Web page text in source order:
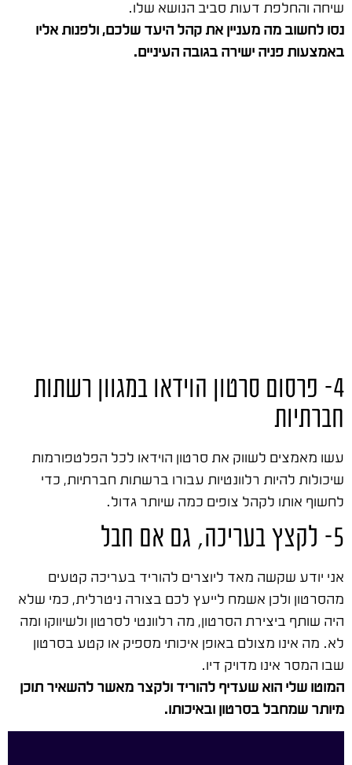
שיחה והחלפת דעות סביב הנושא שלו.
נסו לחשוב מה מעניין את קהל היעד שלכם, ולפנות אליו
באמצעות פניה ישירה בגובה העיניים.
4- פרסום סרטון הוידאו במגוון רשתות
חברתיות
עשו מאמצים לשווק את סרטון הוידאו לכל הפלטפורמות
שיכולות להיות רלוונטיות עבורו ברשתות חברתיות, כדי
לחשוף אותו לקהל צופים כמה שיותר גדול.
5- לקצץ בעריכה, גם אם חבל
אני יודע שקשה מאד ליוצרים להוריד בעריכה קטעים
מהסרטון ולכן אשמח לייעץ לכם בצורה ניטרלית, כמי שלא
היה שותף ביצירת הסרטון, מה רלוונטי לסרטון ולשיווקו ומה
לא. מה אינו מצולם באופן איכותי מספיק או קטע בסרטון
שבו המסר אינו מדויק דיו.
המוטו שלי הוא שעדיף להוריד ולקצר מאשר להשאיר תוכן
מיותר שמחבל בסרטון ובאיכותו.